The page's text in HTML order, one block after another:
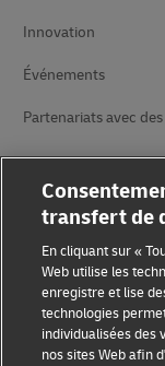
Innovation
Événements
Partenariats avec
Sensibilisation à la
Mention légale
transfert de
En cliquant sur «
Web utilise les
enregistre et lise
technologies
individualisées des
nos sites Web afin